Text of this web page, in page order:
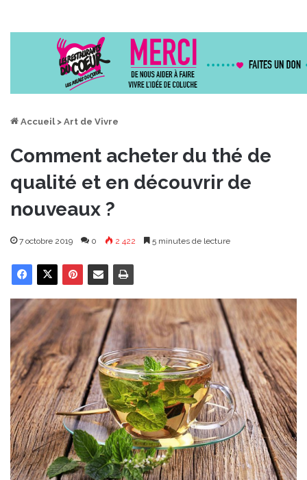
Accueil > Art de Vivre
Comment acheter du thé de
qualité et en découvrir de
nouveaux ?
7 octobre 2019 0 2 422 5 minutes de lecture